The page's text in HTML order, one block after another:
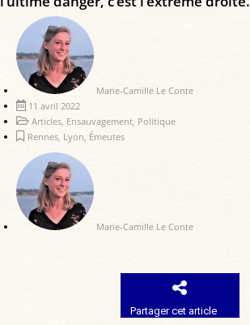
Marie-Camille Le Conte
11 avril 2022
Articles, Ensauvagement, Politique
Rennes, Lyon, Émeutes
Marie-Camille Le Conte
Partager cet article